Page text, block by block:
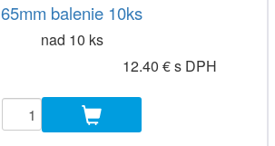
65mm balenie 10ks
nad 10 ks
12.40 € s DPH